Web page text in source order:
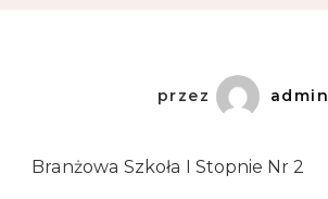
przez admin
Branżowa Szkoła I Stopnie Nr 2